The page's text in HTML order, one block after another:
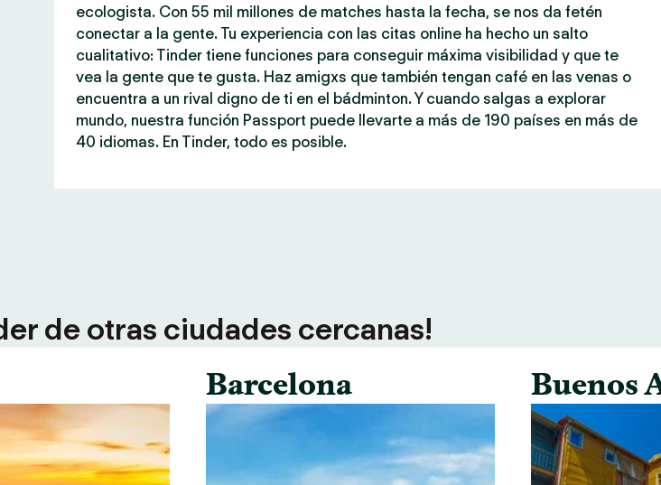
ecologista. Con 55 mil millones de matches hasta la fecha, se nos da fetén
conectar a la gente. Tu experiencia con las citas online ha hecho un salto
cualitativo: Tinder tiene funciones para conseguir máxima visibilidad y que te
vea la gente que te gusta. Haz amigxs que también tengan café en las venas o
encuentra a un rival digno de ti en el bádminton. Y cuando salgas a explorar
mundo, nuestra función Passport puede llevarte a más de 190 países en más de
40 idiomas. En Tinder, todo es posible.
de otras ciudades cercanas!
Barcelona Buenos